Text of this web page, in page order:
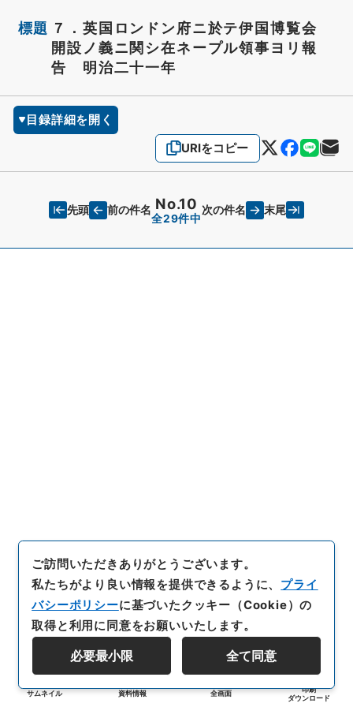
標題 ７．英国ロンドン府ニ於テ伊国博覧会
開設ノ義ニ関シ在ネープル領事ヨリ報
告 明治二十一年
目録詳細を開く
URIをコピー
先頭 前の件名 No.10
全29件中
次の件名 末尾
サムネイル 資料情報 全画面
印刷
ダウンロード
ご訪問いただきありがとうございます。
私たちがより良い情報を提供できるように、 プライ
バシーポリシーに基づいたクッキー（Cookie）の
取得と利用に同意をお願いいたします。
必要最小限 全て同意